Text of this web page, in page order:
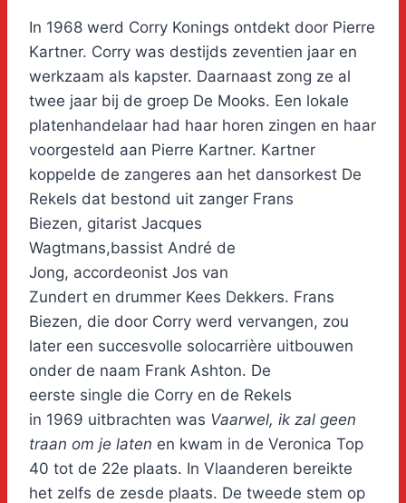
In 1968 werd Corry Konings ontdekt door Pierre
Kartner. Corry was destijds zeventien jaar en
werkzaam als kapster. Daarnaast zong ze al
twee jaar bij de groep De Mooks. Een lokale
platenhandelaar had haar horen zingen en haar
voorgesteld aan Pierre Kartner. Kartner
koppelde de zangeres aan het dansorkest De
Rekels dat bestond uit zanger Frans
Biezen, gitarist Jacques
Wagtmans,bassist André de
Jong, accordeonist Jos van
Zundert en drummer Kees Dekkers. Frans
Biezen, die door Corry werd vervangen, zou
later een succesvolle solocarrière uitbouwen
onder de naam Frank Ashton. De
eerste single die Corry en de Rekels
in 1969 uitbrachten was Vaarwel, ik zal geen
traan om je laten en kwam in de Veronica Top
40 tot de 22e plaats. In Vlaanderen bereikte
het zelfs de zesde plaats. De tweede stem op